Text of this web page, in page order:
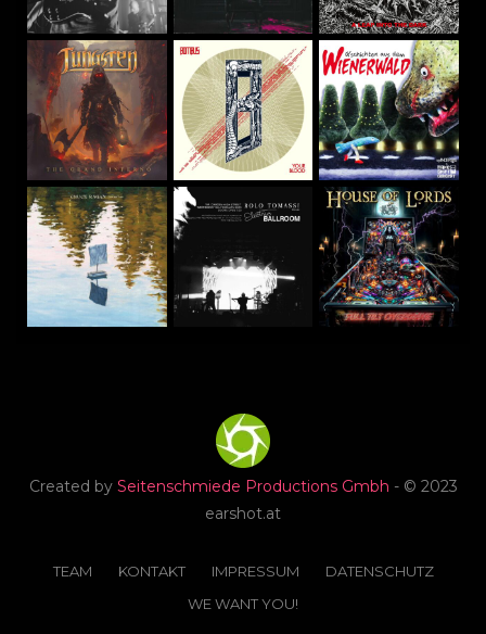
Created by Seitenschmiede Productions Gmbh - © 2023
earshot.at
TEAM KONTAKT IMPRESSUM
DATENSCHUTZ
WE WANT YOU!